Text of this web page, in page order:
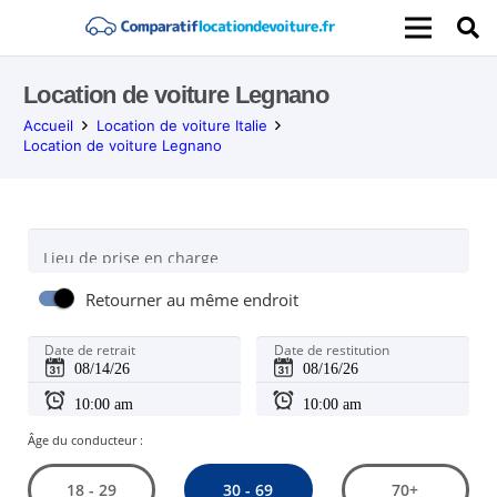
Location de voiture Legnano
Accueil
Location de voiture Italie
Location de voiture Legnano
Lieu de prise en charge
Retourner au même endroit
Date de retrait Date de restitution
Âge du conducteur :
18 - 29 30 - 69 70+